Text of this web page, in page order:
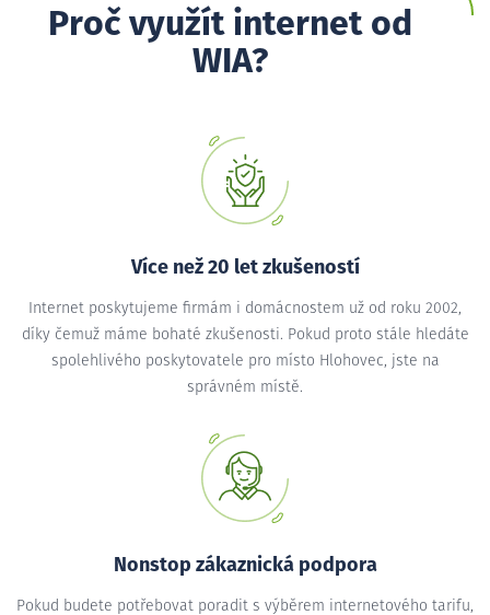
Proč využít internet od
WIA?
Více než 20 let zkušeností
Internet poskytujeme firmám i domácnostem už od roku 2002,
díky čemuž máme bohaté zkušenosti. Pokud proto stále hledáte
spolehlivého poskytovatele pro místo Hlohovec, jste na
správném místě.
Nonstop zákaznická podpora
Pokud budete potřebovat poradit s výběrem internetového tarifu,